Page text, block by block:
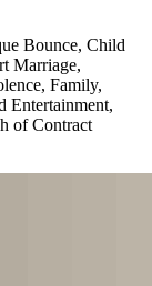
Bounce, Child
Marriage,
Family,
Entertainment,
of Contract